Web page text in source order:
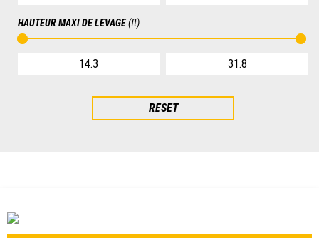
HAUTEUR MAXI DE LEVAGE(ft)
RESET